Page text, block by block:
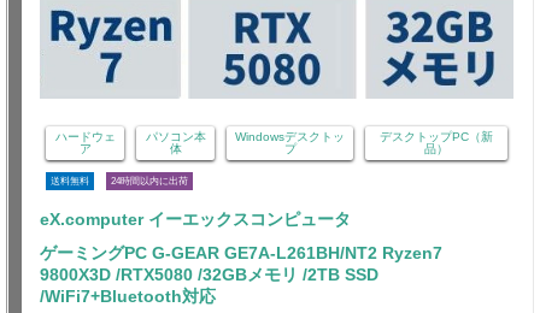
ハードウェ
ア
パソコン本
体
Windowsデスクトッ
プ
デスクトップPC（新
品）
送料無料 24時間以内に出荷
eX.computer イーエックスコンピュータ
ゲーミングPC G-GEAR GE7A-L261BH/NT2 Ryzen7
9800X3D /RTX5080 /32GBメモリ /2TB SSD
/WiFi7+Bluetooth対応